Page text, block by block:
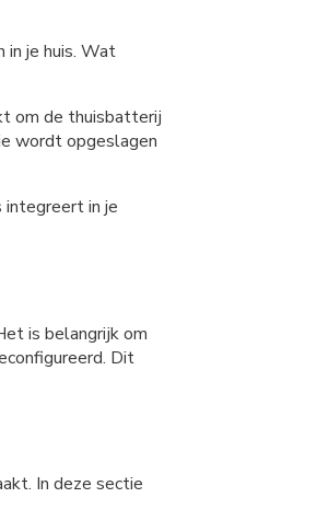
je huis. Wat
om de thuisbatterij
wordt opgeslagen
in je
is belangrijk om
Dit
In deze sectie